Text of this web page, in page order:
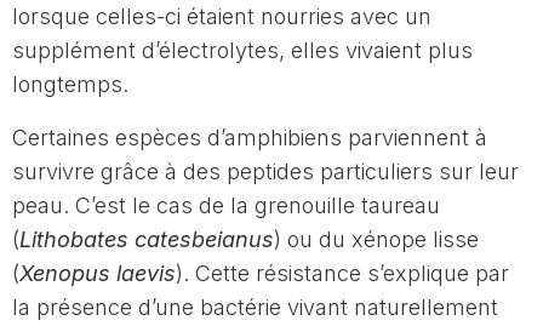
lorsque celles-ci étaient nourries avec un
supplément d’électrolytes, elles vivaient plus
longtemps.
Certaines espèces d’amphibiens parviennent à
survivre grâce à des peptides particuliers sur leur
peau. C’est le cas de la grenouille taureau
(Lithobates catesbeianus) ou du xénope lisse
(Xenopus laevis). Cette résistance s’explique par
la présence d’une bactérie vivant naturellement